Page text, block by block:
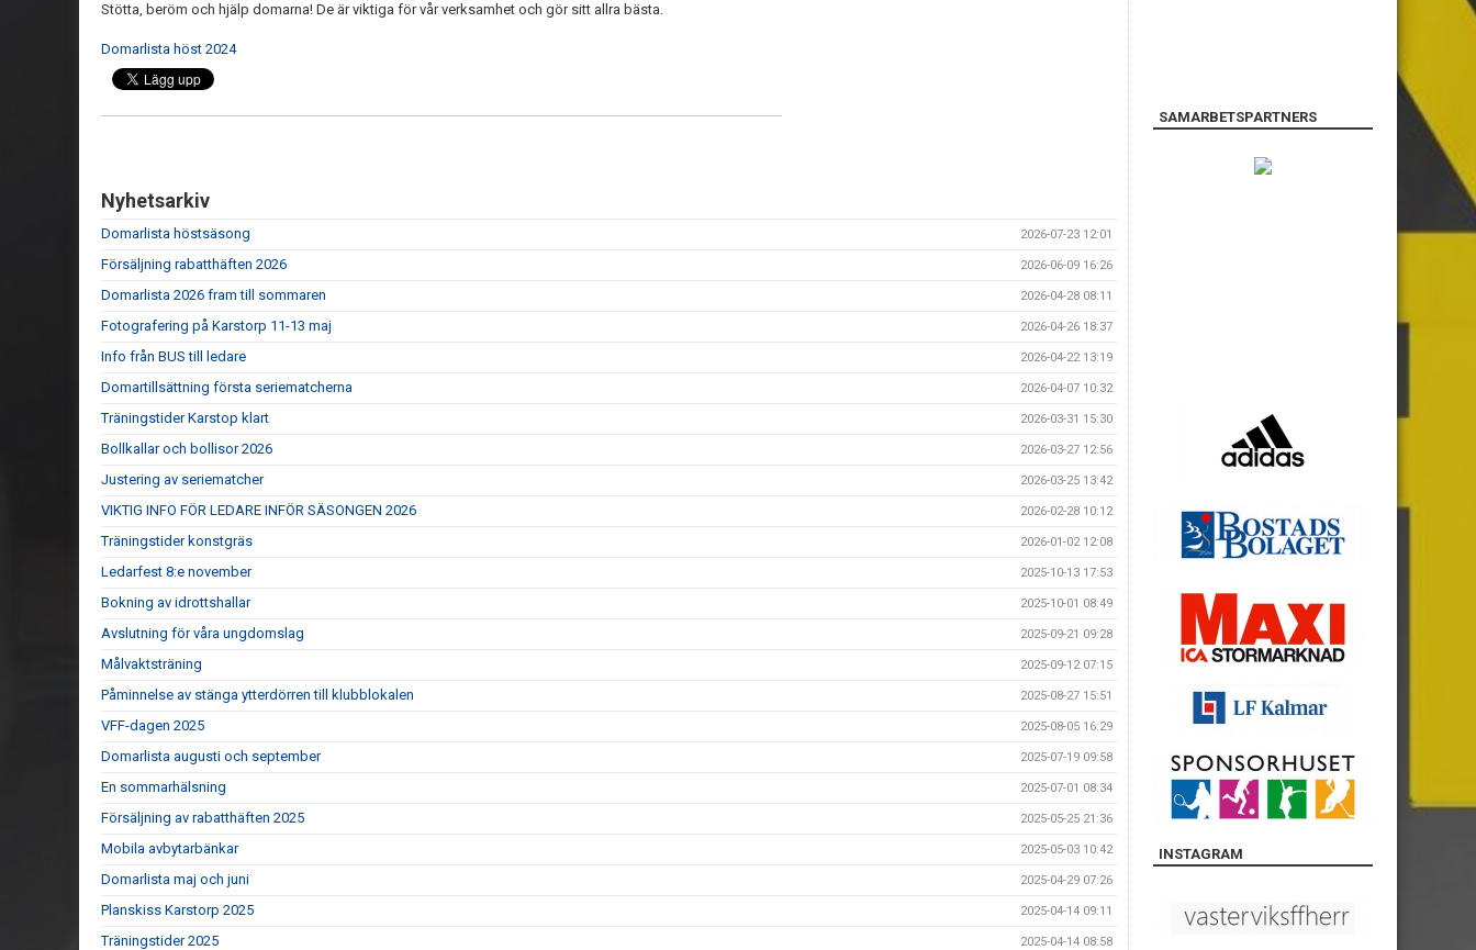
Stötta, beröm och hjälp domarna! De är viktiga för vår verksamhet och gör sitt allra bästa.
Domarlista höst 2024
Nyhetsarkiv
Domarlista höstsäsong 2026-07-23 12:01
Försäljning rabatthäften 2026 2026-06-09 16:26
Domarlista 2026 fram till sommaren 2026-04-28 08:11
Fotografering på Karstorp 11-13 maj 2026-04-26 18:37
Info från BUS till ledare 2026-04-22 13:19
Domartillsättning första seriematcherna 2026-04-07 10:32
Träningstider Karstop klart 2026-03-31 15:30
Bollkallar och bollisor 2026 2026-03-27 12:56
Justering av seriematcher 2026-03-25 13:42
VIKTIG INFO FÖR LEDARE INFÖR SÄSONGEN 2026 2026-02-28 10:12
Träningstider konstgräs 2026-01-02 12:08
Ledarfest 8:e november 2025-10-13 17:53
Bokning av idrottshallar 2025-10-01 08:49
Avslutning för våra ungdomslag 2025-09-21 09:28
Målvaktsträning 2025-09-12 07:15
Påminnelse av stänga ytterdörren till klubblokalen 2025-08-27 15:51
VFF-dagen 2025 2025-08-05 16:29
Domarlista augusti och september 2025-07-19 09:58
En sommarhälsning 2025-07-01 08:34
Försäljning av rabatthäften 2025 2025-05-25 21:36
Mobila avbytarbänkar 2025-05-03 10:42
Domarlista maj och juni 2025-04-29 07:26
Planskiss Karstorp 2025 2025-04-14 09:11
Träningstider 2025 2025-04-14 08:58
SAMARBETSPARTNERS
INSTAGRAM